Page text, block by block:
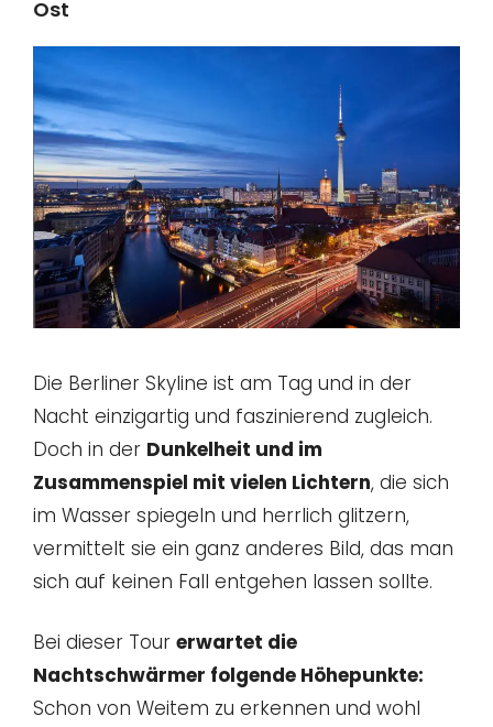
Ost
Die Berliner Skyline ist am Tag und in der
Nacht einzigartig und faszinierend zugleich.
Doch in der Dunkelheit und im
Zusammenspiel mit vielen Lichtern, die sich
im Wasser spiegeln und herrlich glitzern,
vermittelt sie ein ganz anderes Bild, das man
sich auf keinen Fall entgehen lassen sollte.
Bei dieser Tour erwartet die
Nachtschwärmer folgende Höhepunkte:
Schon von Weitem zu erkennen und wohl